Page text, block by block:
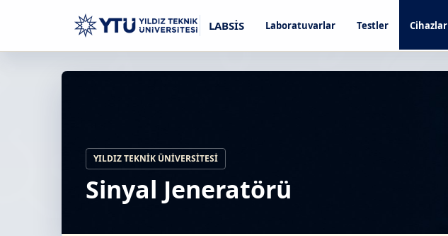
LABSİS Laboratuvarlar Testler Cihazlar
YILDIZ TEKNIK ÜNIVERSITESI
Sinyal Jeneratörü